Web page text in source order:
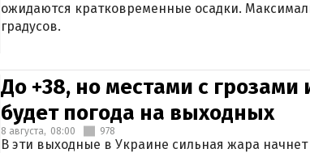
ожидаются кратковременные осадки.
градусов.
До +38, но местами с
будет погода на выходных
8 августа, 08:00 978
В эти выходные в Украине сильная жара начнет